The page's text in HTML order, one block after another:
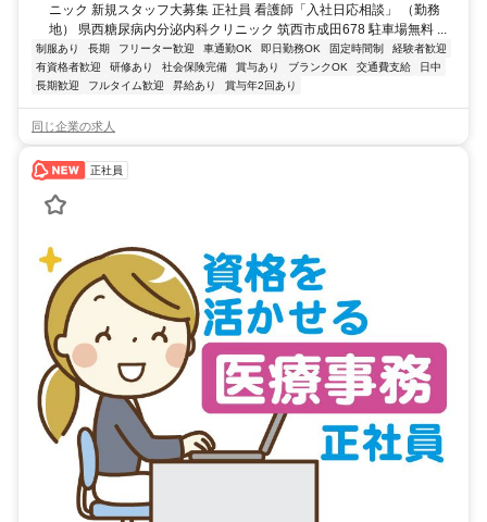
ニック 新規スタッフ大募集 正社員 看護師「入社日応相談」 （勤務
地） 県西糖尿病内分泌内科クリニック 筑西市成田678 駐車場無料 ...
制服あり 長期 フリーター歓迎 車通勤OK 即日勤務OK 固定時間制
経験者歓迎
有資格者歓迎
研修あり 社会保険完備 賞与あり ブランクOK 交通費支給
日中
長期歓迎
フルタイム歓迎 昇給あり 賞与年2回あり
同じ企業の求人
正社員